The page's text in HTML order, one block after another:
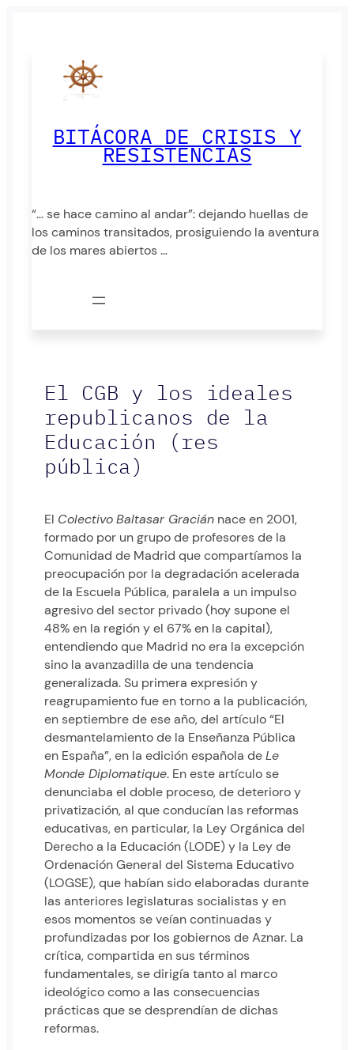
BITÁCORA DE CRISIS Y
RESISTENCIAS
“… se hace camino al andar”: dejando huellas de
los caminos transitados, prosiguiendo la aventura
de los mares abiertos …
El CGB y los ideales
republicanos de la
Educación (res
pública)
El ColectivoBaltasar Gracián nace en 2001,
formado por un grupo de profesores de la
Comunidad de Madrid que compartíamos la
preocupación por la degradación acelerada
de la Escuela Pública, paralela a un impulso
agresivo del sector privado (hoy supone el
48% en la región y el 67% en la capital),
entendiendo que Madrid no era la excepción
sino la avanzadilla de una tendencia
generalizada. Su primera expresión y
reagrupamiento fue en torno a la publicación,
en septiembre de ese año, del artículo “El
desmantelamiento de la Enseñanza Pública
en España”, en la edición española deLe
Monde Diplomatique. En este artículo se
denunciaba el doble proceso, de deterioro y
privatización, al que conducían las reformas
educativas, en particular, la Ley Orgánica del
Derecho a la Educación (LODE) y la Ley de
Ordenación General del Sistema Educativo
(LOGSE), que habían sido elaboradas durante
las anteriores legislaturas socialistas y en
esos momentos se veían continuadas y
profundizadas por los gobiernos de Aznar. La
crítica, compartida en sus términos
fundamentales, se dirigía tanto al marco
ideológico como a las consecuencias
prácticas que se desprendían de dichas
reformas.